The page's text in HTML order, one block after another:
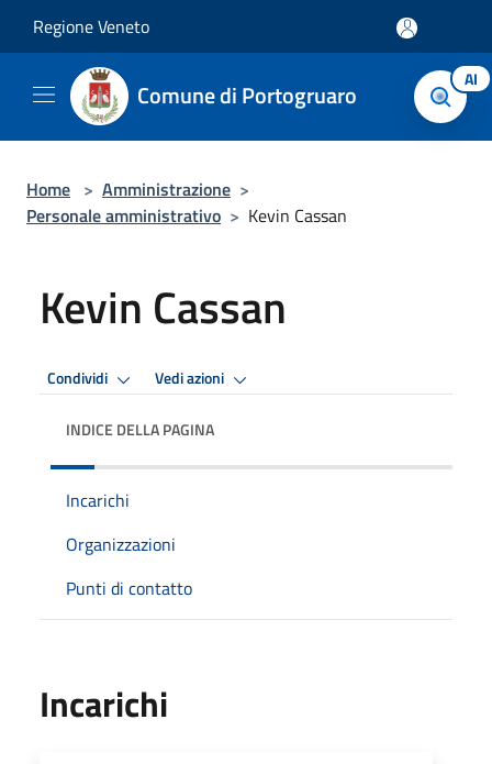
Regione Veneto
Comune di Portogruaro AI
Home > Amministrazione >
Personale amministrativo > Kevin Cassan
Kevin Cassan
Condividi Vedi azioni
INDICE DELLA PAGINA
Incarichi
Organizzazioni
Punti di contatto
Incarichi